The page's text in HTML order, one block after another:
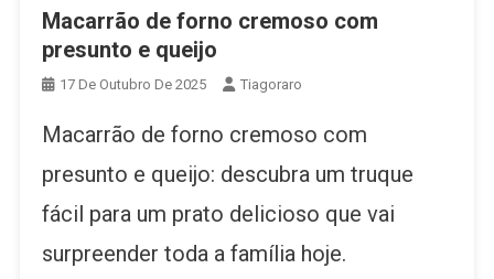
Macarrão de forno cremoso com
presunto e queijo
17 De Outubro De 2025 Tiagoraro
Macarrão de forno cremoso com
presunto e queijo: descubra um truque
fácil para um prato delicioso que vai
surpreender toda a família hoje.